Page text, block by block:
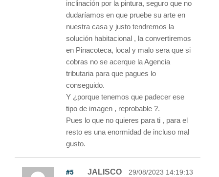
inclinación por la pintura, seguro que no
dudaríamos en que pruebe su arte en
nuestra casa y justo tendremos la
solución habitacional , la convertiremos
en Pinacoteca, local y malo sera que si
cobras no se acerque la Agencia
tributaria para que pagues lo
conseguido.
Y ¿porque tenemos que padecer ese
tipo de imagen , reprobable ?.
Pues lo que no quieres para ti , para el
resto es una enormidad de incluso mal
gusto.
#5 JALISCO 29/08/2023 14:19:13